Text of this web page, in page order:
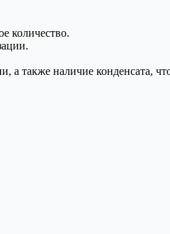
количество.
а также наличие конденсата,